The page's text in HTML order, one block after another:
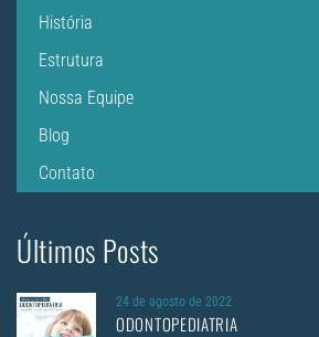
História
Estrutura
Nossa Equipe
Blog
Contato
Últimos Posts
24 de agosto de 2022
ODONTOPEDIATRIA